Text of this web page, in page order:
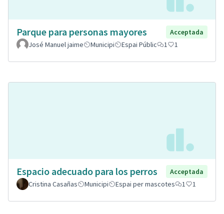
Parque para personas mayores
Acceptada
José Manuel jaime
Municipi Espai Públic 1 1
Espacio adecuado para los perros
Acceptada
Cristina Casañas
Municipi Espai per mascotes 1 1